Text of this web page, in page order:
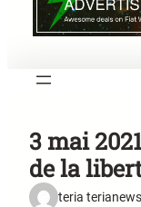
3 mai
de la
teria terianews